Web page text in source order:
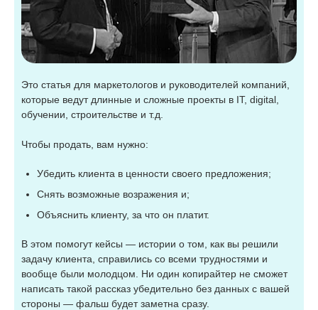
Это статья для маркетологов и руководителей компаний,
которые ведут длинные и сложные проекты в IT, digital,
обучении, строительстве и т.д.
Чтобы продать, вам нужно:
Убедить клиента в ценности своего предложения;
Снять возможные возражения и;
Объяснить клиенту, за что он платит.
В этом помогут кейсы — истории о том, как вы решили
задачу клиента, справились со всеми трудностями и
вообще были молодцом. Ни один копирайтер не сможет
написать такой рассказ убедительно без данных с вашей
стороны — фальш будет заметна сразу.